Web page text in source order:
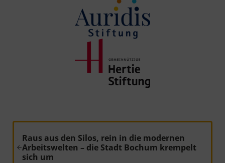
Raus aus den Silos, rein in die modernen
Arbeitswelten – die Stadt Bochum krempelt
sich um